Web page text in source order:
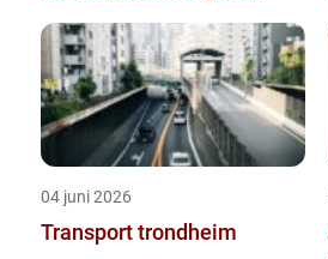
04 juni 2026
Transport trondheim